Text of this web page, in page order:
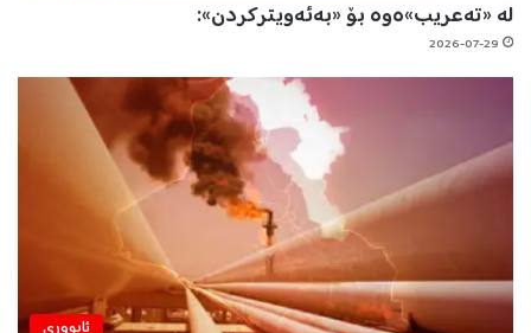
لە «تەعریب»ەوە بۆ «بەئەویترکردن»:
2026-07-29